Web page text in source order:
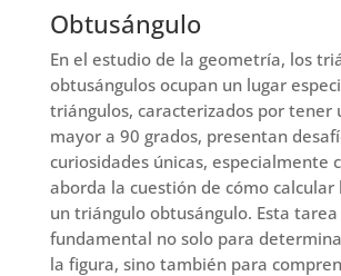
Obtusángulo
En el estudio de la geometría, los
obtusángulos ocupan un lugar
triángulos, caracterizados por tener
mayor a 90 grados, presentan
curiosidades únicas, especialmente
aborda la cuestión de cómo
un triángulo obtusángulo. Esta tarea
fundamental no solo para
la figura, sino también para